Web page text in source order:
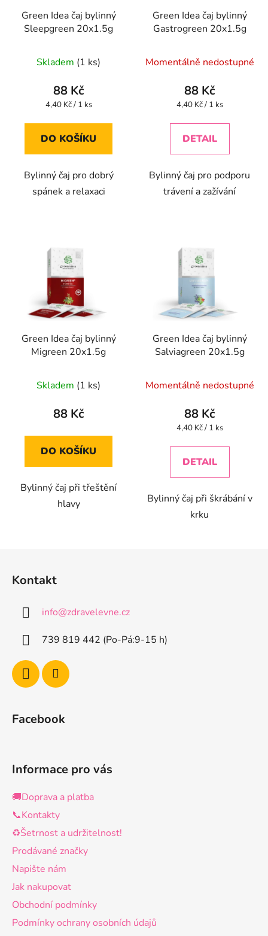
Green Idea čaj bylinný
Sleepgreen 20x1.5g
Skladem (1 ks)
88 Kč
Měrná
4,40 Kč / 1 ks
DO KOŠÍKU
Bylinný čaj pro dobrý
spánek a relaxaci
Green Idea čaj bylinný
Gastrogreen 20x1.5g
Momentálně nedostupné
88 Kč
Měrná
4,40 Kč / 1 ks
DETAIL
Bylinný čaj pro podporu
trávení a zažívání
Green Idea čaj bylinný
Migreen 20x1.5g
Skladem (1 ks)
88 Kč
DO KOŠÍKU
Bylinný čaj při třeštění
hlavy
Green Idea čaj bylinný
Salviagreen 20x1.5g
Momentálně nedostupné
88 Kč
Měrná
4,40 Kč / 1 ks
DETAIL
Bylinný čaj při škrábání v
krku
Kontakt
info@zdravelevne.cz
739 819 442 (Po-Pá:9-15 h)
Facebook
Informace pro vás
🚚Doprava a platba
📞Kontakty
♻️Šetrnost a udržitelnost!
Prodávané značky
Napište nám
Jak nakupovat
Obchodní podmínky
Podmínky ochrany osobních údajů